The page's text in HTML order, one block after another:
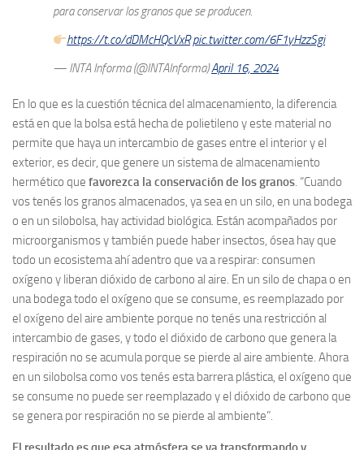
para conservar los granos que se producen.
https://t.co/dDMcHQcVxR pic.twitter.com/6F1yHzzSgi
— INTA Informa (@INTAInforma)April 16, 2024
En lo que es la cuestión técnica del almacenamiento, la diferencia
está en que la bolsa está hecha de polietileno y este material no
permite que haya un intercambio de gases entre el interior y el
exterior, es decir, que genere un sistema de almacenamiento
hermético que favorezca la conservación de los granos. “Cuando
vos tenés los granos almacenados, ya sea en un silo, en una bodega
o en un silobolsa, hay actividad biológica. Están acompañados por
microorganismos y también puede haber insectos, ósea hay que
todo un ecosistema ahí adentro que va a respirar: consumen
oxígeno y liberan dióxido de carbono al aire. En un silo de chapa o en
una bodega todo el oxígeno que se consume, es reemplazado por
el oxígeno del aire ambiente porque no tenés una restricción al
intercambio de gases, y todo el dióxido de carbono que genera la
respiración no se acumula porque se pierde al aire ambiente. Ahora
en un silobolsa como vos tenés esta barrera plástica, el oxígeno que
se consume no puede ser reemplazado y el dióxido de carbono que
se genera por respiración no se pierde al ambiente”.